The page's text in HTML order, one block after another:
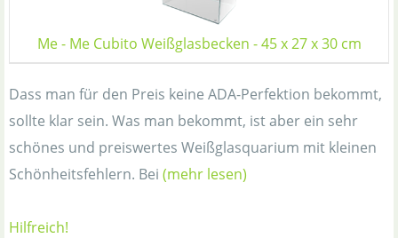
Me - Me Cubito Weißglasbecken - 45 x 27 x 30 cm
Dass man für den Preis keine ADA-Perfektion bekommt,
sollte klar sein. Was man bekommt, ist aber ein sehr
schönes und preiswertes Weißglasquarium mit kleinen
Schönheitsfehlern. Bei (mehr lesen)
Hilfreich!